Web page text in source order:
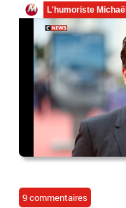
9 commentaires